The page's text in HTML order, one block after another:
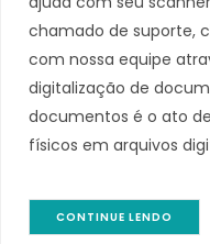
chamado de suporte,
com nossa equipe
digitalização de
documentos é o ato
físicos em arquivos
CONTINUE LENDO